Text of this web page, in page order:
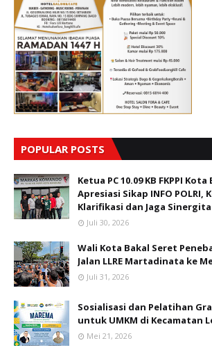
POPULAR POSTS
Ketua PC 10.09 KB FKPPI
Apresiasi Sikap INFO POLRI,
Klarifikasi dan Jaga
Juli 30, 2026
Wali Kota Bakal Seret
Jalan LLRE Martadinata ke
Juli 31, 2026
Sosialisasi dan Pelatihan
untuk UMKM di Kecamatan
Mei 21, 2026